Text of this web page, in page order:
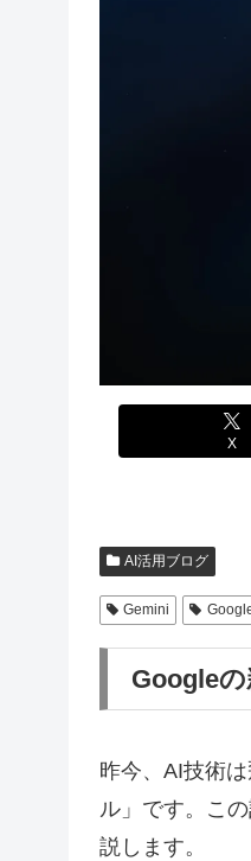
X
AI活用ブログ
Gemini
Google
昨今、AI技術
ル」です。こ
説します。